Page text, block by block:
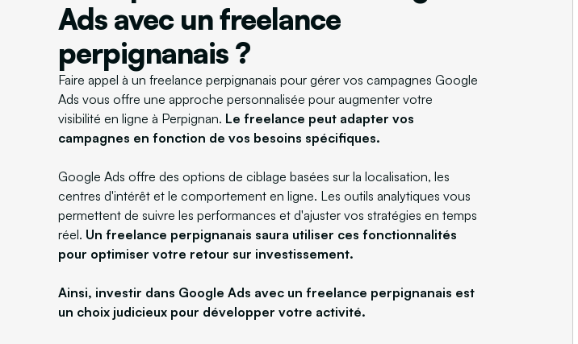
Ads avec un freelance
perpignanais ?
Faire appel à un freelance perpignanais pour gérer vos campagnes Google
Ads vous offre une approche personnalisée pour augmenter votre
visibilité en ligne à Perpignan. Le freelance peut adapter vos
campagnes en fonction de vos besoins spécifiques.
Google Ads offre des options de ciblage basées sur la localisation, les
centres d'intérêt et le comportement en ligne. Les outils analytiques vous
permettent de suivre les performances et d'ajuster vos stratégies en temps
réel. Un freelance perpignanais saura utiliser ces fonctionnalités
pour optimiser votre retour sur investissement.
Ainsi, investir dans Google Ads avec un freelance perpignanais est
un choix judicieux pour développer votre activité.